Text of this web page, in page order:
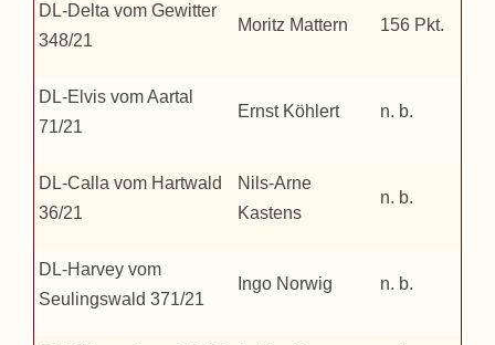
DL-Delta vom Gewitter
348/21
Moritz Mattern 156 Pkt.
DL-Elvis vom Aartal
71/21
Ernst Köhlert n. b.
DL-Calla vom Hartwald
36/21
Nils-Arne
Kastens
n. b.
DL-Harvey vom
Seulingswald 371/21
Ingo Norwig n. b.